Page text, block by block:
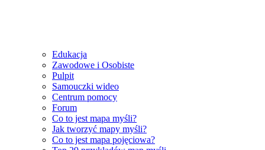
Edukacja
Zawodowe i Osobiste
Pulpit
Samouczki wideo
Centrum pomocy
Forum
Co to jest mapa myśli?
Jak tworzyć mapy myśli?
Co to jest mapa pojęciowa?